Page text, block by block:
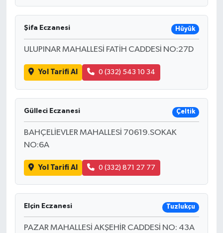
Şifa Eczanesi Hüyük
ULUPINAR MAHALLESİ FATİH CADDESİ NO:27D
Yol Tarifi Al 0 (332) 543 10 34
Gülleci Eczanesi Çeltik
BAHÇELİEVLER MAHALLESİ 70619.SOKAK
NO:6A
Yol Tarifi Al 0 (332) 871 27 77
Elçin Eczanesi Tuzlukçu
PAZAR MAHALLESİ AKŞEHİR CADDESİ NO: 43A